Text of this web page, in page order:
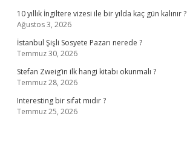
10 yıllık İngiltere vizesi ile bir yılda kaç gün kalınır ?
Ağustos 3, 2026
İstanbul Şişli Sosyete Pazarı nerede ?
Temmuz 30, 2026
Stefan Zweig’in ilk hangi kitabı okunmalı ?
Temmuz 28, 2026
Interesting bir sıfat mıdır ?
Temmuz 25, 2026